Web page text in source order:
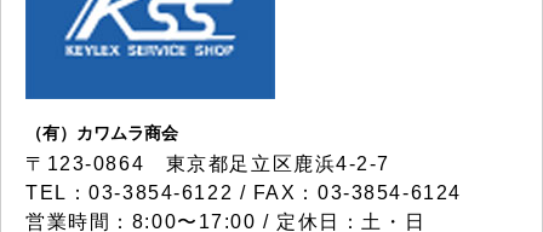
（有）カワムラ商会
〒123-0864 東京都足立区鹿浜4-2-7
TEL：03-3854-6122 / FAX：03-3854-6124
営業時間：8:00〜17:00 / 定休日：土・日